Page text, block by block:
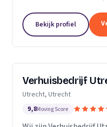
Bekijk profiel
Verhuisbedrijf
Utrecht, Utrecht
9,8Moving Score